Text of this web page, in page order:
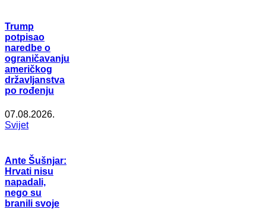
Trump
potpisao
naredbe o
ograničavanju
američkog
državljanstva
po rođenju
07.08.2026.
Svijet
Ante Šušnjar:
Hrvati nisu
napadali,
nego su
branili svoje